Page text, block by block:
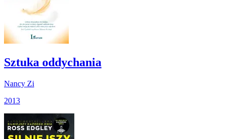
Sztuka oddychania
Nancy Zi
2013